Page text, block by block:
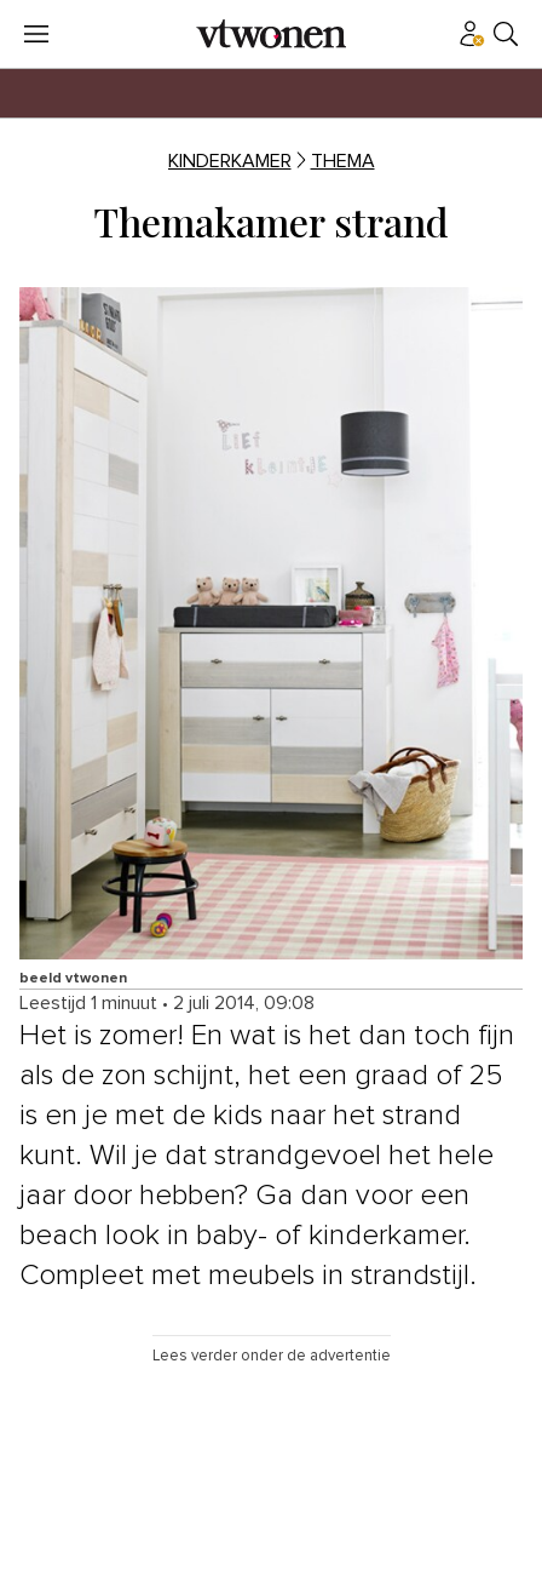
KINDERKAMER THEMA
Themakamer strand
beeld vtwonen
Leestijd 1 minuut • 2 juli 2014, 09:08
Het is zomer! En wat is het dan toch fijn
als de zon schijnt, het een graad of 25
is en je met de kids naar het strand
kunt. Wil je dat strandgevoel het hele
jaar door hebben? Ga dan voor een
beach look in baby- of kinderkamer.
Compleet met meubels in strandstijl.
Lees verder onder de advertentie